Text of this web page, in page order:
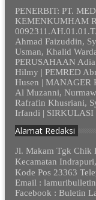
PENERBIT: PT.
KEMENKUMHAM
Ahmad Faizuddin,
Usman, Khalid
PERUSAHAAN
Hilmy | PEMRED
Husen | MANAGER
Al Muzanni,
Rafrafin Khusriani,
Irfandi |
Alamat Redaksi
Jl. Makam Tgk Chik
Kecamatan
Kode Pos 23363
Email :
Facebook : Buletin